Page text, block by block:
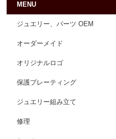
MENU
ジュエリー、パーツ OEM
オーダーメイド
オリジナルロゴ
保護プレーティング
ジュエリー組み立て
修理